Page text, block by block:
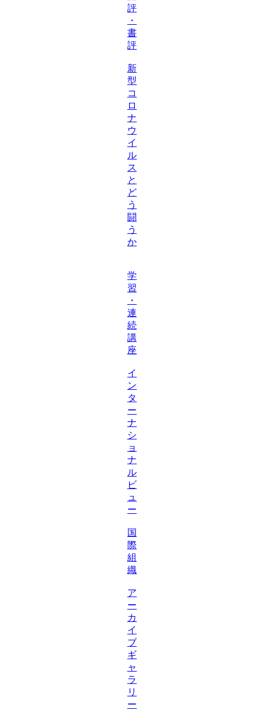
評
・
書
評
新
型
コ
ロ
ナ
ウ
イ
ル
ス
と
ど
う
闘
う
か
学
習
・
連
続
講
座
イ
ン
タ
ー
ナ
シ
ョ
ナ
ル
ビ
ュ
ー
国
際
組
織
ア
ー
カ
イ
ブ
ギ
ャ
ラ
リ
ー